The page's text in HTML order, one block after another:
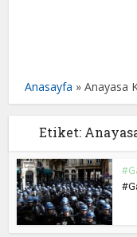
Anasayfa »Anayasa
Etiket: